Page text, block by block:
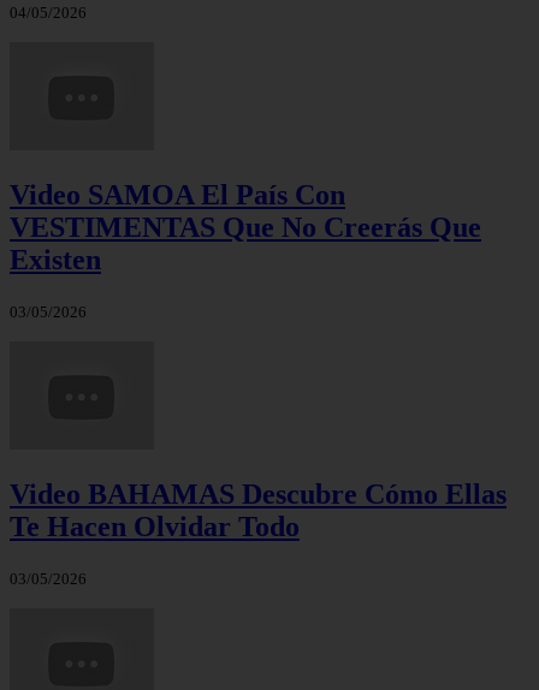
04/05/2026
Video SAMOA El País Con
VESTIMENTAS Que No Creerás Que
Existen
03/05/2026
Video BAHAMAS Descubre Cómo Ellas
Te Hacen Olvidar Todo
03/05/2026